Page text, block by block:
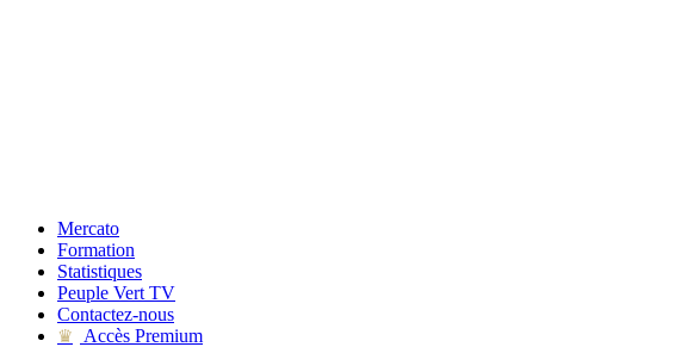
Mercato
Formation
Statistiques
Peuple Vert TV
Contactez-nous
♛
Accès Premium